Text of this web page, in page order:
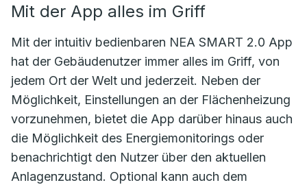
Mit der App alles im Griff
Mit der intuitiv bedienbaren NEA SMART 2.0 App
hat der Gebäudenutzer immer alles im Griff, von
jedem Ort der Welt und jederzeit. Neben der
Möglichkeit, Einstellungen an der Flächenheizung
vorzunehmen, bietet die App darüber hinaus auch
die Möglichkeit des Energiemonitorings oder
benachrichtigt den Nutzer über den aktuellen
Anlagenzustand. Optional kann auch dem